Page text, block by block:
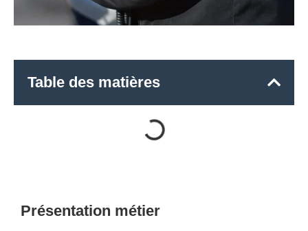
Table des matières
Présentation métier